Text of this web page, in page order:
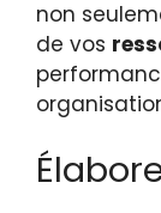
non
de vos